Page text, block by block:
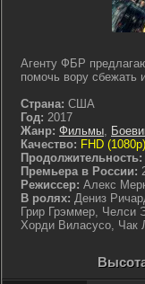
Агенту ФБР
помочь вору сбежать
Страна: США
Год: 2017
Жанр: Фильмы,
Качество: FHD (1080p)
Продолжительность:
Премьера в России:
Режиссер: Алекс
В ролях: Дениз
Грир Грэммер, Челси
Хорди Виласусо, Чак